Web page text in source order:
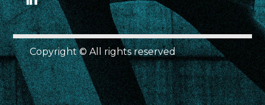
Copyright © All rights reserved